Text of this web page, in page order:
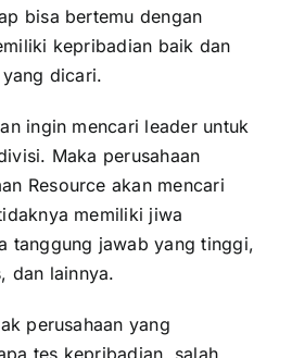
bisa bertemu dengan
kepribadian baik dan
dicari.
ingin mencari leader untuk
Maka perusahaan
Resource akan mencari
memiliki jiwa
tanggung jawab yang tinggi,
dan lainnya.
perusahaan yang